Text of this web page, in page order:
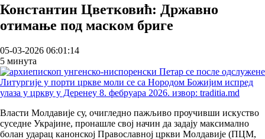
Константин Цветковић: Државно
отимање под маском бриге
05-03-2026 06:01:14
5 минута
Власти Молдавије су, очигледно пажљиво проучивши искуство
суседне Украјине, пронашле свој начин да задају максимално
болан ударац канонској Православној цркви Молдавије (ПЦМ,